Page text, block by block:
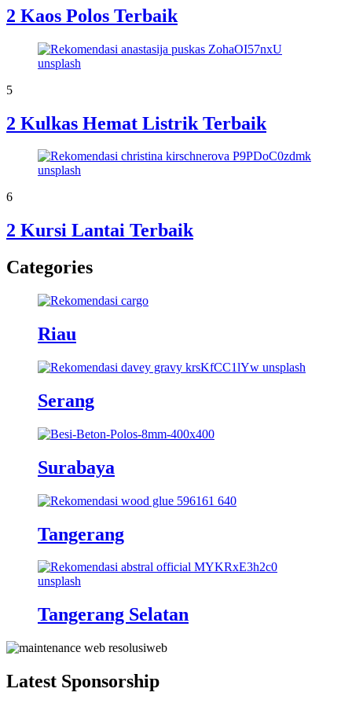
2 Kaos Polos Terbaik
5
2 Kulkas Hemat Listrik Terbaik
6
2 Kursi Lantai Terbaik
Categories
Riau
Serang
Surabaya
Tangerang
Tangerang Selatan
Latest Sponsorship